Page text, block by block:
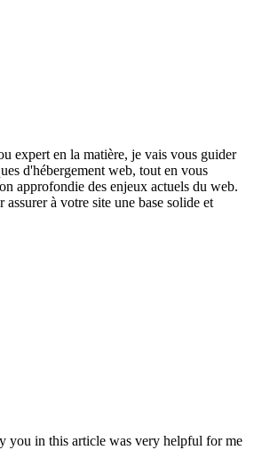
expert en la matière, je vais vous guider
d'hébergement web, tout en vous
approfondie des enjeux actuels du web.
assurer à votre site une base solide et
you in this article was very helpful for me